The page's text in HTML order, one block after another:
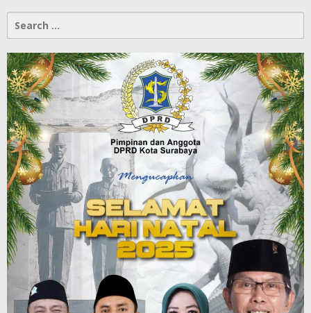
Search